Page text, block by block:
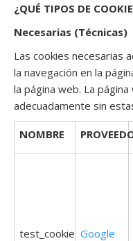
¿QUÉ TIPOS DE
Necesarias (Técnicas)
Las cookies necesarias
la navegación en la
la página web. La
adecuadamente sin
NOMBRE
test_cookie Google